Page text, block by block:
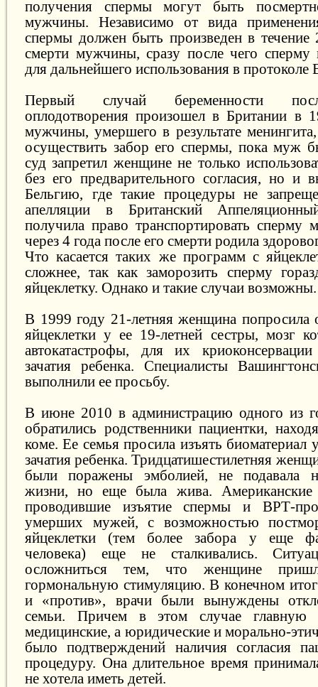
получения спермы могут быть
мужчины. Независимо от вида
спермы должен быть произведен в течение
смерти мужчины, сразу после чего сперму
для дальнейшего использования в протоколе
Первый случай беременности
оплодотворения произошел в Британии в
мужчины, умершего в результате
осуществить забор его спермы, пока муж
суд запретил женщине не только
без его предварительного согласия, но и
Бельгию, где такие процедуры не
апелляции в Британский
получила право транспортировать
через 4 года после его смерти родила
Что касается таких же программ с
сложнее, так как заморозить сперму
яйцеклетку. Однако и такие случаи возможны.
В 1999 году 21-летняя женщина попросила
яйцеклетки у ее 19-летней сестры, мозг
автокатастрофы, для их
зачатия ребенка. Специалисты
выполнили ее просьбу.
В июне 2010 в администрацию одного из
обратились родственники пациентки,
коме. Ее семья просила изъять
зачатия ребенка. Тридцатишестилетняя
были поражены эмболией, не подавала
жизни, но еще была жива. Американские
проводившие изъятие спермы и ВРТ-
умерших мужей, с возможностью
яйцеклетки (тем более забора у еще
человека) еще не сталкивались.
осложниться тем, что женщине
гормональную стимуляцию. В конечном
и «против», врачи были вынуждены
семьи. Причем в этом случае главную
медицинские, а юридические и морально-
было подтверждений наличия согласия
процедуру. Она длительное время
не хотела иметь детей.